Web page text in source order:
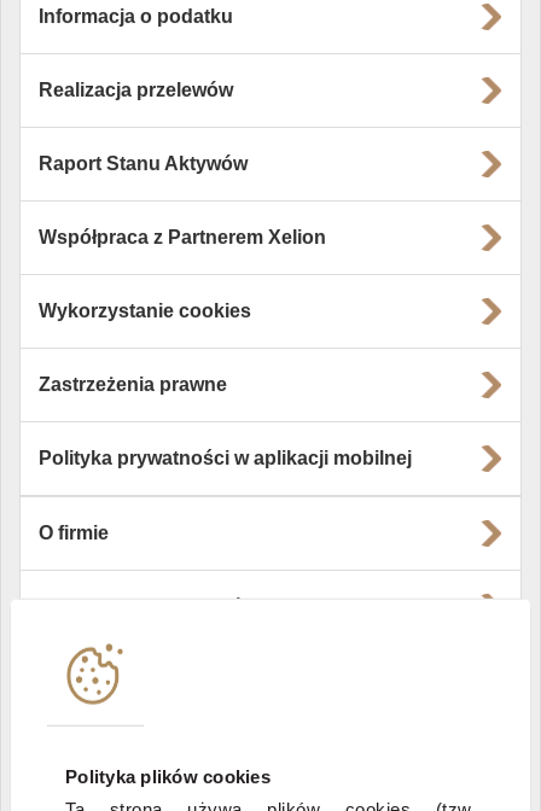
Polityka plików cookies
Informacja o podatku
Realizacja przelewów
Raport Stanu Aktywów
Współpraca z Partnerem Xelion
Wykorzystanie cookies
Zastrzeżenia prawne
Polityka prywatności w aplikacji mobilnej
O firmie
Instytucje współpracujące